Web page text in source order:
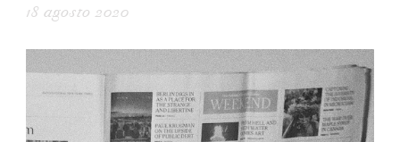
18 agosto 2020